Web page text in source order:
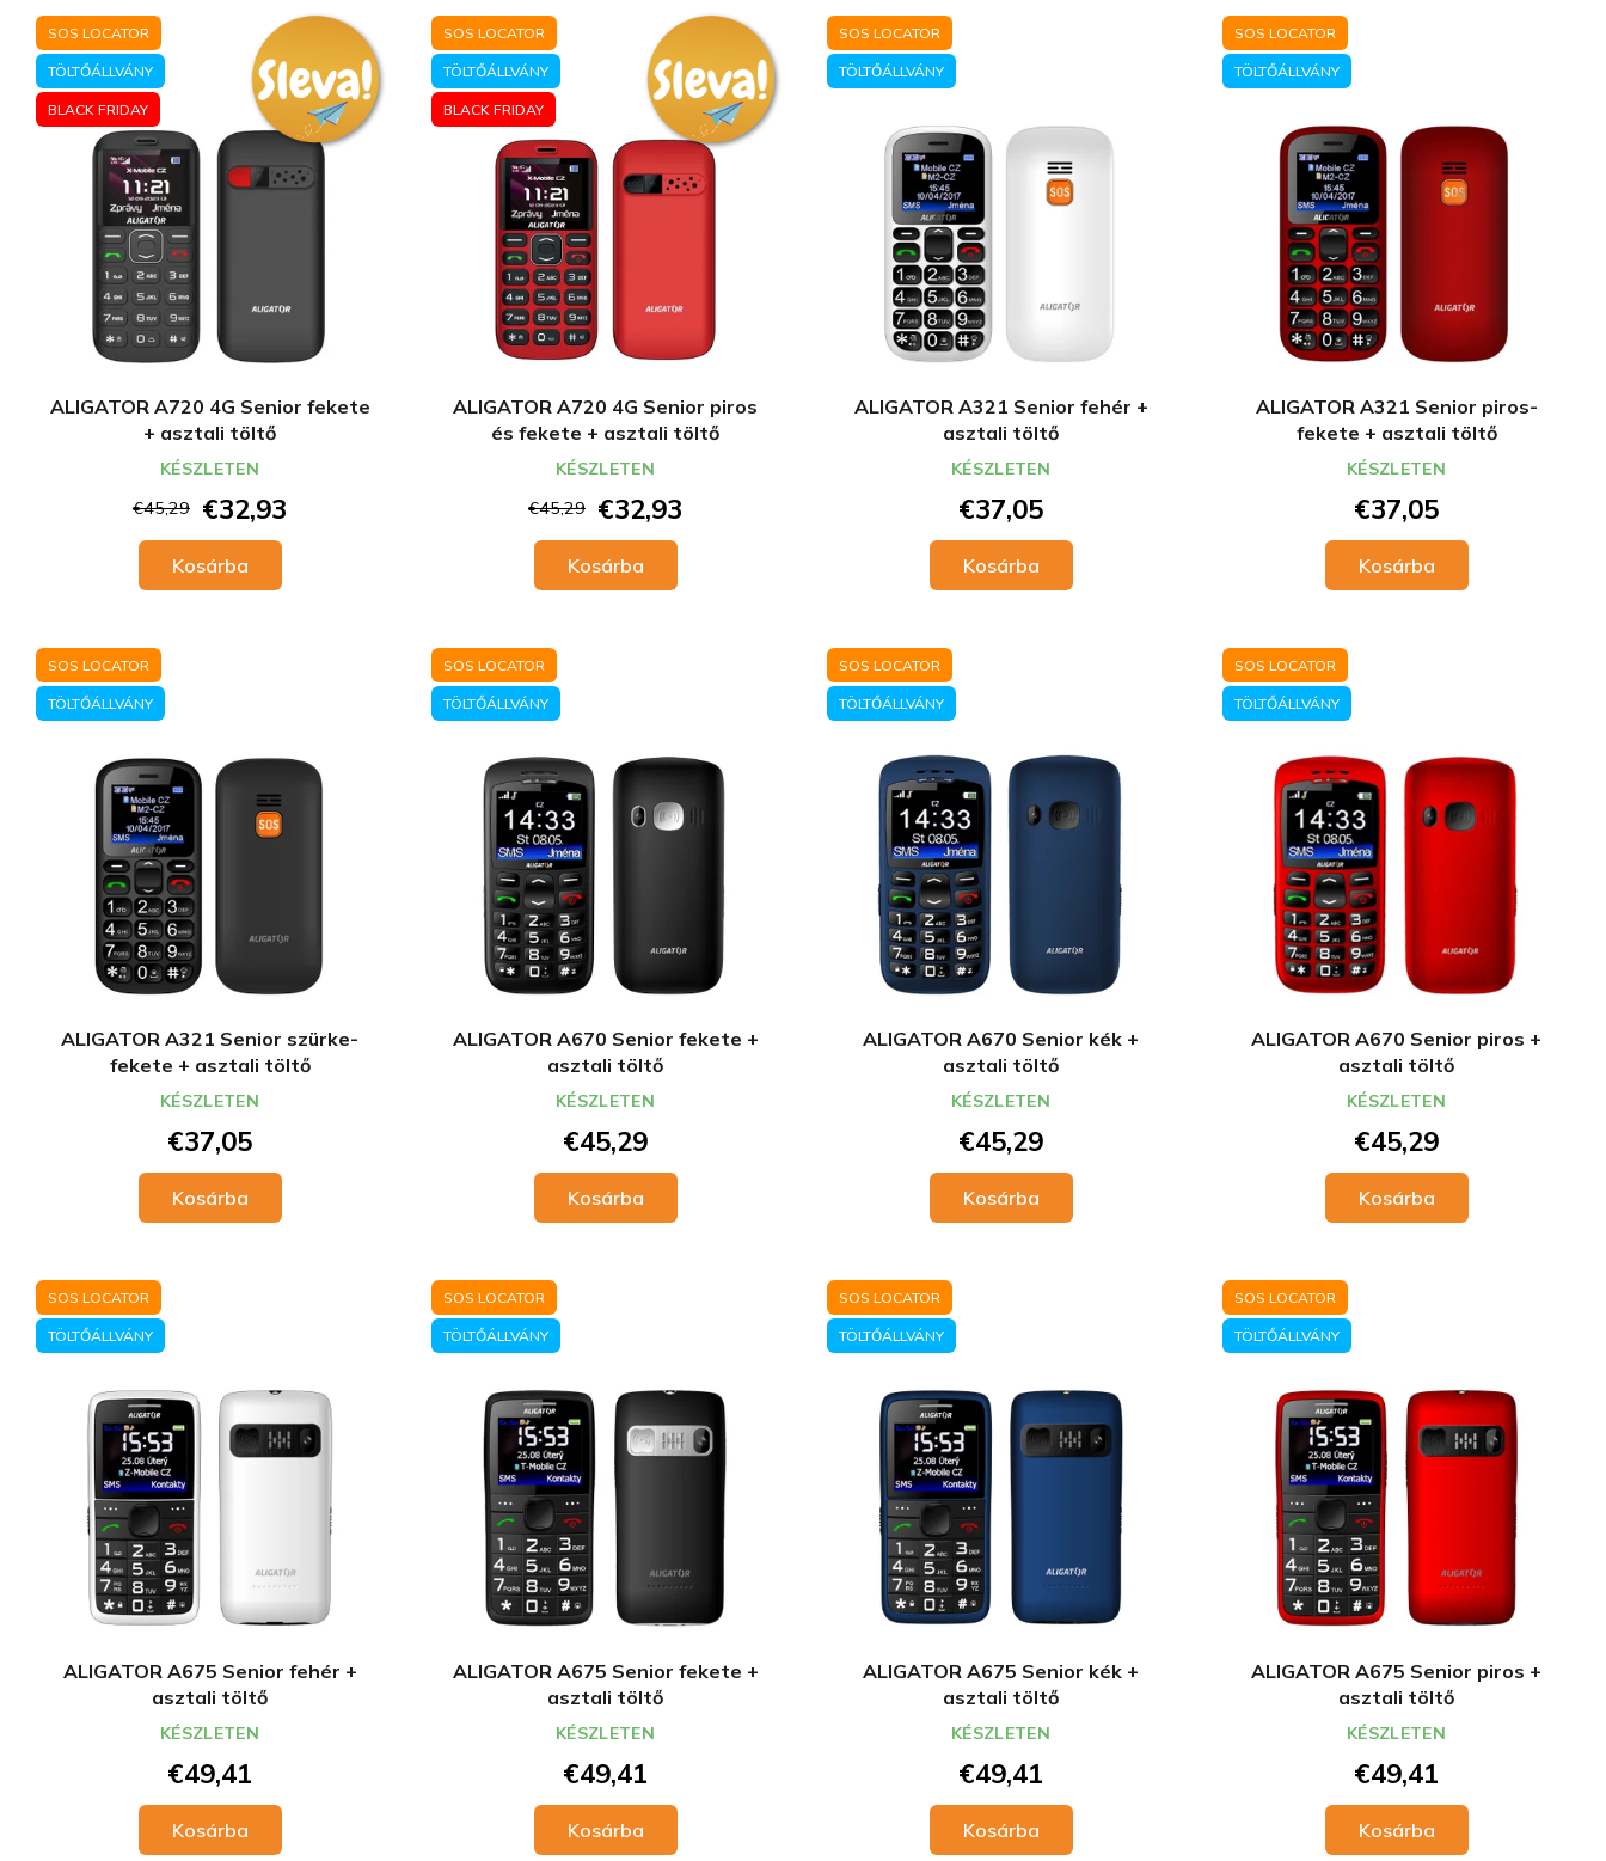
SOS LOCATOR
TÖLTŐÁLLVÁNY
BLACK FRIDAY
ALIGATOR A720 4G Senior fekete
+ asztali töltő
€45,29 €32,93
Kosárba
KÉSZLETEN
SOS LOCATOR
TÖLTŐÁLLVÁNY
BLACK FRIDAY
ALIGATOR A720 4G Senior piros
és fekete + asztali töltő
€45,29 €32,93
Kosárba
KÉSZLETEN
SOS LOCATOR
TÖLTŐÁLLVÁNY
ALIGATOR A321 Senior fehér +
asztali töltő
€37,05
Kosárba
KÉSZLETEN
SOS LOCATOR
TÖLTŐÁLLVÁNY
ALIGATOR A321 Senior piros-
fekete + asztali töltő
€37,05
Kosárba
KÉSZLETEN
SOS LOCATOR
TÖLTŐÁLLVÁNY
ALIGATOR A321 Senior szürke-
fekete + asztali töltő
€37,05
Kosárba
KÉSZLETEN
SOS LOCATOR
TÖLTŐÁLLVÁNY
ALIGATOR A670 Senior fekete +
asztali töltő
€45,29
Kosárba
KÉSZLETEN
SOS LOCATOR
TÖLTŐÁLLVÁNY
ALIGATOR A670 Senior kék +
asztali töltő
€45,29
Kosárba
KÉSZLETEN
SOS LOCATOR
TÖLTŐÁLLVÁNY
ALIGATOR A670 Senior piros +
asztali töltő
€45,29
Kosárba
KÉSZLETEN
SOS LOCATOR
TÖLTŐÁLLVÁNY
ALIGATOR A675 Senior fehér +
asztali töltő
€49,41
Kosárba
KÉSZLETEN
SOS LOCATOR
TÖLTŐÁLLVÁNY
ALIGATOR A675 Senior fekete +
asztali töltő
€49,41
Kosárba
KÉSZLETEN
SOS LOCATOR
TÖLTŐÁLLVÁNY
ALIGATOR A675 Senior kék +
asztali töltő
€49,41
Kosárba
KÉSZLETEN
SOS LOCATOR
TÖLTŐÁLLVÁNY
ALIGATOR A675 Senior piros +
asztali töltő
€49,41
Kosárba
KÉSZLETEN
SLEVA 10 %
Přihlaste se k odběru našich novinek a už Vám nikdy nic
neunikne. V emailové schránce na vás bude čekat kód na
slevu 10% na první nákup.
Chci novinky do e-mailu
Přečtěte si naše Zásady zpracování osobních údajů.